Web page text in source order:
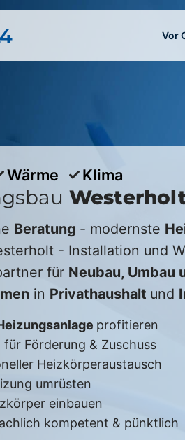
Vor
Wärme Klima
Beratung - modernste
- Installation und
für Neubau, Umbau
in Privathaushalt und
profitieren
für Förderung & Zuschuss
Heizkörperaustausch
umrüsten
einbauen
kompetent & pünktlich